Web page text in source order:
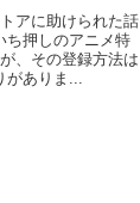
アに助けられた話
ち押しのアニメ特
、その登録方法は
ありま...